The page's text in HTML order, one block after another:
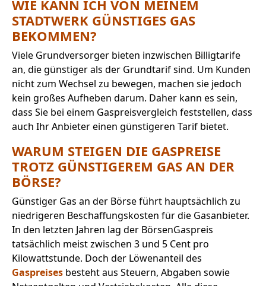
WIE KANN ICH VON MEINEM
STADTWERK GÜNSTIGES GAS
BEKOMMEN?
Viele Grundversorger bieten inzwischen Billigtarife
an, die günstiger als der Grundtarif sind. Um Kunden
nicht zum Wechsel zu bewegen, machen sie jedoch
kein großes Aufheben darum. Daher kann es sein,
dass Sie bei einem Gaspreisvergleich feststellen, dass
auch Ihr Anbieter einen günstigeren Tarif bietet.
WARUM STEIGEN DIE GASPREISE
TROTZ GÜNSTIGEREM GAS AN DER
BÖRSE?
Günstiger Gas an der Börse führt hauptsächlich zu
niedrigeren Beschaffungskosten für die Gasanbieter.
In den letzten Jahren lag der BörsenGaspreis
tatsächlich meist zwischen 3 und 5 Cent pro
Kilowattstunde. Doch der Löwenanteil des
Gaspreises besteht aus Steuern, Abgaben sowie